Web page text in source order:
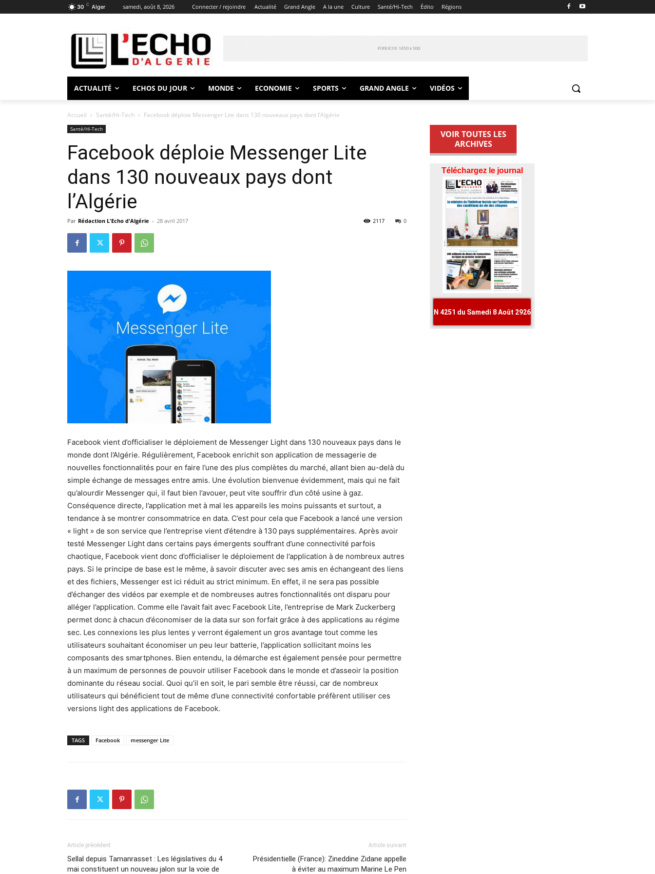
30 C Alger samedi, août 8, 2026 Connecter / rejoindre Actualité Grand Angle A la une Culture Santé/Hi-Tech Édito Régions
ACTUALITÉ ECHOS DU JOUR MONDE ECONOMIE SPORTS GRAND ANGLE VIDÉOS
Accueil Santé/Hi-Tech Facebook déploie Messenger Lite dans 130 nouveaux pays dont l’Algérie
Santé/Hi-Tech
Facebook déploie Messenger Lite
dans 130 nouveaux pays dont
l’Algérie
Par Rédaction L'Echo d'Algérie - 28 avril 2017 0
2117
Facebook vient d’officialiser le déploiement de Messenger Light dans 130 nouveaux pays dans le
monde dont l’Algérie. Régulièrement, Facebook enrichit son application de messagerie de
nouvelles fonctionnalités pour en faire l’une des plus complètes du marché, allant bien au-delà du
simple échange de messages entre amis. Une évolution bienvenue évidemment, mais qui ne fait
qu’alourdir Messenger qui, il faut bien l’avouer, peut vite souffrir d’un côté usine à gaz.
Conséquence directe, l’application met à mal les appareils les moins puissants et surtout, a
tendance à se montrer consommatrice en data. C’est pour cela que Facebook a lancé une version
« light » de son service que l’entreprise vient d’étendre à 130 pays supplémentaires. Après avoir
testé Messenger Light dans certains pays émergents souffrant d’une connectivité parfois
chaotique, Facebook vient donc d’officialiser le déploiement de l’application à de nombreux autres
pays. Si le principe de base est le même, à savoir discuter avec ses amis en échangeant des liens
et des fichiers, Messenger est ici réduit au strict minimum. En effet, il ne sera pas possible
d’échanger des vidéos par exemple et de nombreuses autres fonctionnalités ont disparu pour
alléger l’application. Comme elle l’avait fait avec Facebook Lite, l’entreprise de Mark Zuckerberg
permet donc à chacun d’économiser de la data sur son forfait grâce à des applications au régime
sec. Les connexions les plus lentes y verront également un gros avantage tout comme les
utilisateurs souhaitant économiser un peu leur batterie, l’application sollicitant moins les
composants des smartphones. Bien entendu, la démarche est également pensée pour permettre
à un maximum de personnes de pouvoir utiliser Facebook dans le monde et d’asseoir la position
dominante du réseau social. Quoi qu’il en soit, le pari semble être réussi, car de nombreux
utilisateurs qui bénéficient tout de même d’une connectivité confortable préfèrent utiliser ces
versions light des applications de Facebook.
TAGS Facebook messenger Lite
Article précédent
Sellal depuis Tamanrasset : Les législatives du 4
mai constituent un nouveau jalon sur la voie de
Article suivant
Présidentielle (France): Zineddine Zidane appelle
à éviter au maximum Marine Le Pen
VOIR TOUTES LES
ARCHIVES